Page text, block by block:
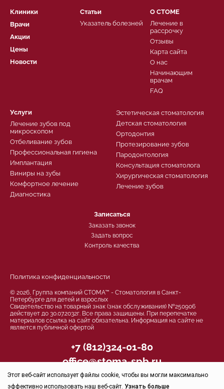
Клиники
Врачи
Акции
Цены
Новости
Услуги
Лечение зубов под
микроскопом
Отбеливание зубов
Профессиональная гигиена
Имплантация
Виниры на зубы
Комфортное лечение
Диагностика
Эстетическая стоматология
Детская стоматология
Ортодонтия
Протезирование зубов
Пародонтология
Консультация стоматолога
Хирургическая стоматология
Лечение зубов
О СТОМЕ
Лечение в
рассрочку
Отзывы
Карта сайта
О нас
Начинающим
врачам
FAQ
Статьи
Указатель болезней
Записаться
Заказать звонок
Задать вопрос
Контроль качества
Политика конфиденциальности
© 2026, Группа компаний СТОМА™ - Стоматология в Санкт-
Петербурге для детей и взрослых
Свидетельство на товарный знак (знак обслуживания) №250906
действует до 30.07.2032г. Все права защищены. При перепечатке
материалов ссылка на сайт обязательна. Информация на сайте не
является публичной офертой
+7 (812)324-01-80
office@stoma-spb.ru
Присоединяйтесь
Этот веб-сайт использует файлы cookie, чтобы вы могли максимально
эффективно использовать наш веб-сайт. Узнать больше